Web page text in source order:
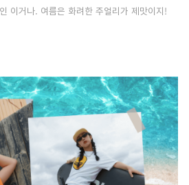
이거나. 여름은 화려한 주얼리가 제맛이지!